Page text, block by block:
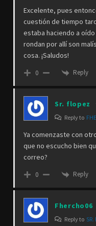
Excelente, pues
cuestión de tiempo
estaba haciendo a
rondan por allí son
cosa. ¡Saludos!
0 Reply
Sr. flopez
Reply to
Ya comenzaste con
que no escucho bien
correo?
0 Reply
Fhercho06
Reply to